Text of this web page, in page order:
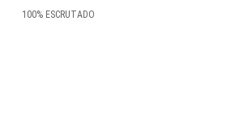
100% ESCRUTADO